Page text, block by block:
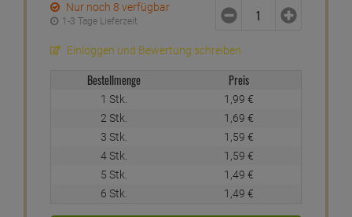
Nur noch 8 verfügbar
1-3 Tage Lieferzeit
Einloggen und Bewertung schreiben
Bestellmenge Preis
1 Stk. 1,99 €
2 Stk.
1,69 €
3 Stk.
1,59 €
4 Stk.
1,59 €
5 Stk.
1,49 €
6 Stk.
1,49 €